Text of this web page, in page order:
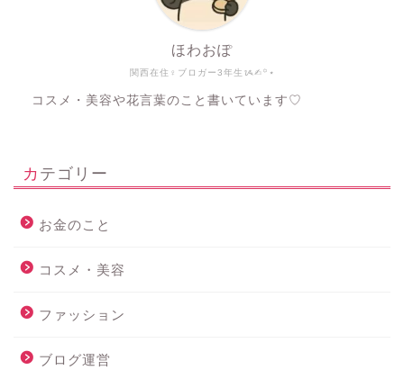
関西在住♀ブロガー3年生ᝰ✍︎꙳⋆
ほわおぽ
コスメ・美容や花言葉のこと書いています♡
カテゴリー
お金のこと
コスメ・美容
ファッション
ブログ運営